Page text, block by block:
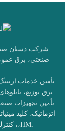
شرکت دستان
صنعتی، برق
تأمین خدمات
برق توزیع،
تأمین تجهیزات
اتوماتیک،کلید
،HMI ،